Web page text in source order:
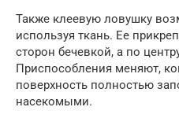
Также клеевую ловушку
используя ткань. Ее
сторон бечевкой, а по
Приспособления меняют,
поверхность полностью
насекомыми.